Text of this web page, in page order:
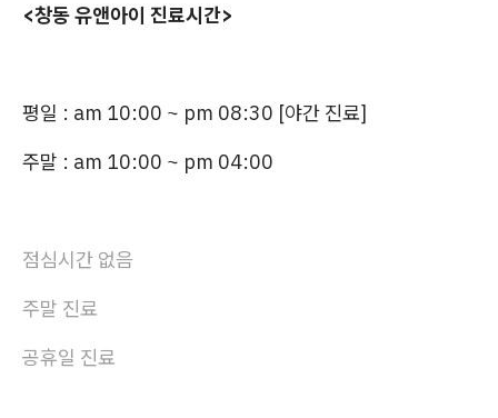
<창동 유앤아이 진료시간>
평일 : am 10:00 ~ pm 08:30 [야간 진료]
주말 : am 10:00 ~ pm 04:00
점심시간 없음
주말 진료
공휴일 진료